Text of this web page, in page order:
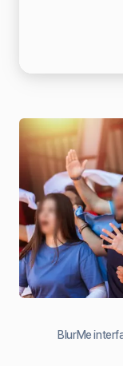
BlurMe